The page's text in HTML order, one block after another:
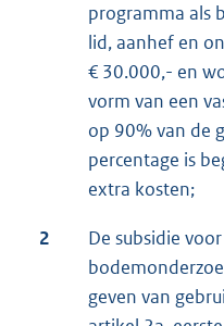
programma als
lid, aanhef en
€ 30.000,- en
vorm van een
op 90% van de
percentage is
extra kosten;
2
De subsidie
geven van